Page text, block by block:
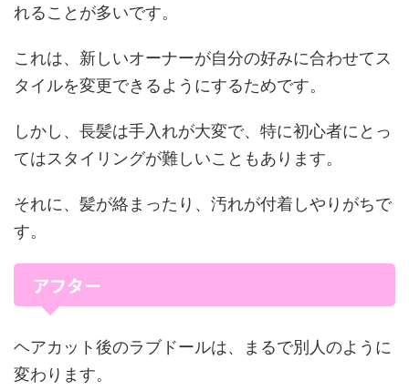
れることが多いです。
これは、新しいオーナーが自分の好みに合わせてス
タイルを変更できるようにするためです。
しかし、長髪は手入れが大変で、特に初心者にとっ
てはスタイリングが難しいこともあります。
それに、髪が絡まったり、汚れが付着しやりがちで
す。
アフター
ヘアカット後のラブドールは、まるで別人のように
変わります。